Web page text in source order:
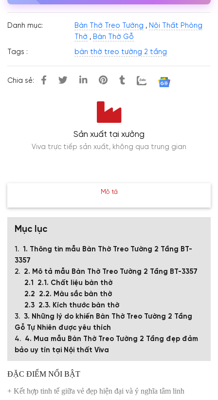
Danh mục: Bàn Thờ Treo Tường , Nội Thất Phòng
Thờ , Bàn Thờ Gỗ
Tags :
bàn thờ treo tường 2 tầng
Chia sẻ:
Sản xuất tại xưởng
Viva trực tiếp sản xuất, không qua trung gian
Mô tả
Mục lục
1. Thông tin mẫu Bàn Thờ Treo Tường 2 Tầng BT-
3357
2. Mô tả mẫu Bàn Thờ Treo Tường 2 Tầng BT-3357
2.1. Chất liệu bàn thờ
2.2. Màu sắc bàn thờ
2.3. Kích thước bàn thờ
3. Những lý do khiến Bàn Thờ Treo Tường 2 Tầng
Gỗ Tự Nhiên được yêu thích
4. Mua mẫu Bàn Thờ Treo Tường 2 Tầng đẹp đảm
bảo uy tín tại Nội thất Viva
ĐẶC ĐIỂM NỔI BẬT
+ Kết hợp tinh tế giữa vẻ đẹp hiện đại và ý nghĩa tâm linh